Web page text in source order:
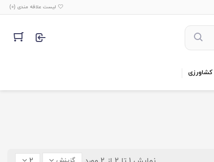
لیست علاقه مندی (0
)